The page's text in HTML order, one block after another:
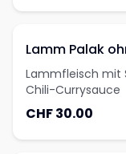
Lamm Palak
Lammfleisch mit
Chili-Currysauce
CHF 30.00